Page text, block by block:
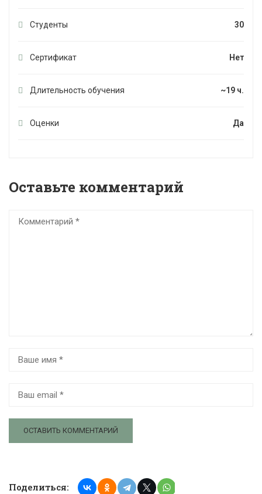
Студенты 30
Сертификат Нет
Длительность обучения ~19 ч.
Оценки Да
Оставьте комментарий
Поделиться: